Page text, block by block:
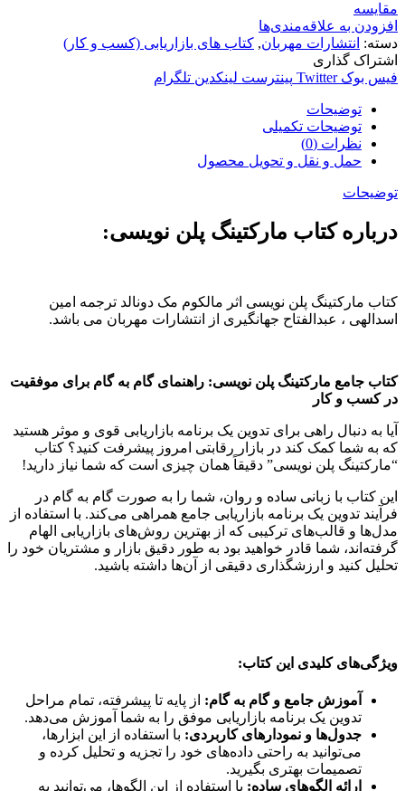
مقایسه
افزودن به علاقه‌مندی‌ها
دسته: انتشارات مهربان, کتاب های بازاریابی (کسب و کار)
اشتراک گذاری
فیس بوک Twitter پینترست لینکدین تلگرام
توضیحات
توضیحات تکمیلی
نظرات (0)
حمل و نقل و تحویل محصول
توضیحات
درباره کتاب مارکتینگ پلن نویسی:
کتاب مارکتینگ پلن نویسی اثر مالکوم مک دونالد ترجمه امین
اسدالهی ، عبدالفتاح جهانگیری از انتشارات مهربان می باشد.
کتاب جامع مارکتینگ پلن نویسی: راهنمای گام به گام برای موفقیت
در کسب و کار
آیا به دنبال راهی برای تدوین یک برنامه بازاریابی قوی و موثر هستید
که به شما کمک کند در بازار رقابتی امروز پیشرفت کنید؟ کتاب
“مارکتینگ پلن نویسی” دقیقاً همان چیزی است که شما نیاز دارید!
این کتاب با زبانی ساده و روان، شما را به صورت گام به گام در
فرآیند تدوین یک برنامه بازاریابی جامع همراهی می‌کند. با استفاده از
مدل‌ها و قالب‌های ترکیبی که از بهترین روش‌های بازاریابی الهام
گرفته‌اند، شما قادر خواهید بود به طور دقیق بازار و مشتریان خود را
تحلیل کنید و ارزشگذاری دقیقی از آن‌ها داشته باشید.
ویژگی‌های کلیدی این کتاب:
آموزش جامع و گام به گام: از پایه تا پیشرفته، تمام مراحل
تدوین یک برنامه بازاریابی موفق را به شما آموزش می‌دهد.
جدول‌ها و نمودارهای کاربردی: با استفاده از این ابزارها،
می‌توانید به راحتی داده‌های خود را تجزیه و تحلیل کرده و
تصمیمات بهتری بگیرید.
ارائه الگوهای ساده: با استفاده از این الگوها، می‌توانید به